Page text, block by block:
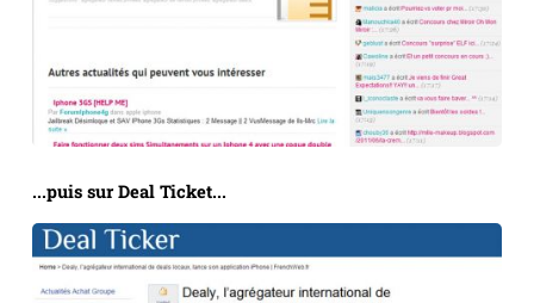
...puis sur Deal Ticket...